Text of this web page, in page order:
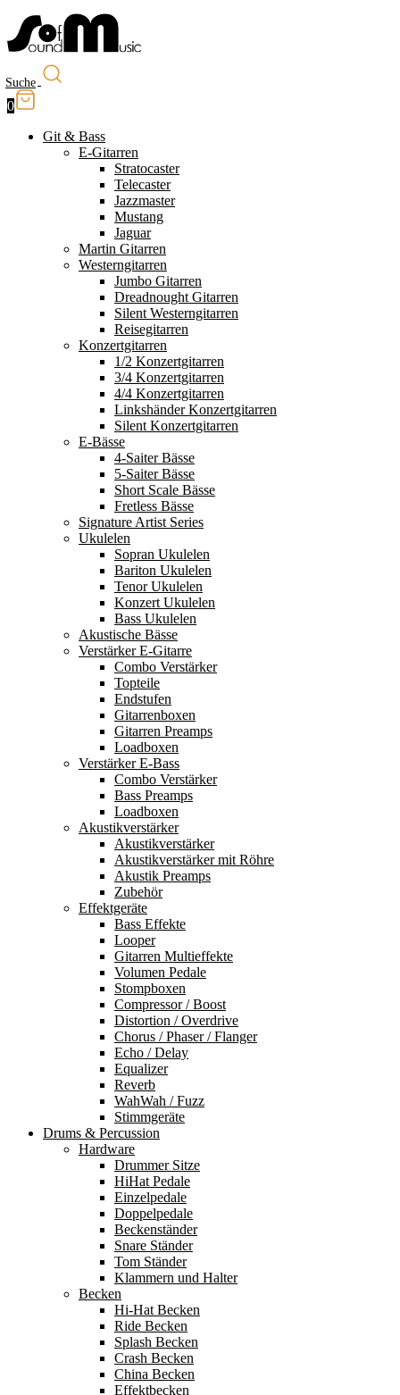
Suche
0
Git & Bass
E-Gitarren
Stratocaster
Telecaster
Jazzmaster
Mustang
Jaguar
Martin Gitarren
Westerngitarren
Jumbo Gitarren
Dreadnought Gitarren
Silent Westerngitarren
Reisegitarren
Konzertgitarren
1/2 Konzertgitarren
3/4 Konzertgitarren
4/4 Konzertgitarren
Linkshänder Konzertgitarren
Silent Konzertgitarren
E-Bässe
4-Saiter Bässe
5-Saiter Bässe
Short Scale Bässe
Fretless Bässe
Signature Artist Series
Ukulelen
Sopran Ukulelen
Bariton Ukulelen
Tenor Ukulelen
Konzert Ukulelen
Bass Ukulelen
Akustische Bässe
Verstärker E-Gitarre
Combo Verstärker
Topteile
Endstufen
Gitarrenboxen
Gitarren Preamps
Loadboxen
Verstärker E-Bass
Combo Verstärker
Bass Preamps
Loadboxen
Akustikverstärker
Akustikverstärker
Akustikverstärker mit Röhre
Akustik Preamps
Zubehör
Effektgeräte
Bass Effekte
Looper
Gitarren Multieffekte
Volumen Pedale
Stompboxen
Compressor / Boost
Distortion / Overdrive
Chorus / Phaser / Flanger
Echo / Delay
Equalizer
Reverb
WahWah / Fuzz
Stimmgeräte
Drums & Percussion
Hardware
Drummer Sitze
HiHat Pedale
Einzelpedale
Doppelpedale
Beckenständer
Snare Ständer
Tom Ständer
Klammern und Halter
Becken
Hi-Hat Becken
Ride Becken
Splash Becken
Crash Becken
China Becken
Effektbecken